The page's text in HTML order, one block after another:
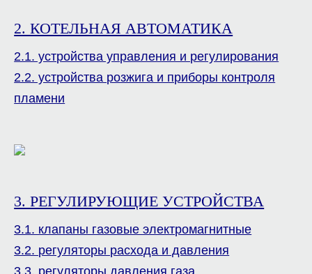
2. КОТЕЛЬНАЯ АВТОМАТИКА
2.1. устройства управления и регулирования
2.2. устройства розжига и приборы контроля
пламени
3. РЕГУЛИРУЮЩИЕ УСТРОЙСТВА
3.1. клапаны газовые электромагнитные
3.2. регуляторы расхода и давления
3.3. регуляторы давления газа